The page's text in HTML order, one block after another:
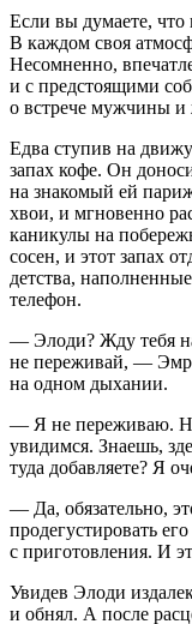
Если вы думаете, что
В каждом своя
Несомненно,
и с предстоящими
о встрече мужчины
Едва ступив на
запах кофе. Он
на знакомый ей
хвои, и мгновенно
каникулы на
сосен, и этот запах
детства,
телефон.
— Элоди? Жду тебя
не переживай, —
на одном дыхании.
— Я не переживаю.
увидимся. Знаешь,
туда добавляете? Я
— Да, обязательно,
продегустировать
с приготовления. И
Увидев Элоди
и обнял. А после